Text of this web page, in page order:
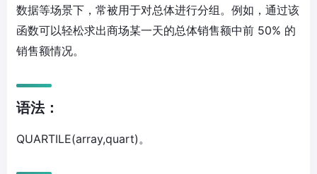
数据等场景下，常被用于对总体进行分组。例如，通过该
函数可以轻松求出商场某一天的总体销售额中前 50% 的
销售额情况。
语法：
QUARTILE(array,quart)。